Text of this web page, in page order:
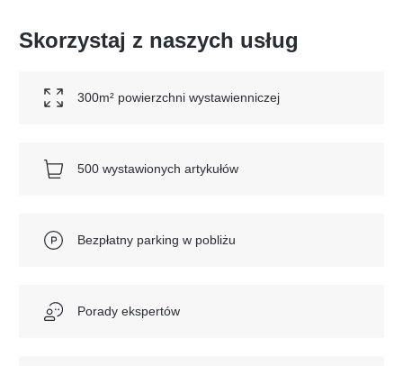
Skorzystaj z naszych usług
300m² powierzchni wystawienniczej
500 wystawionych artykułów
Bezpłatny parking w pobliżu
Porady ekspertów